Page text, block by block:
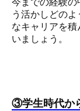
う活かしどの
なキャリアを
いましょ う。
③学生時代